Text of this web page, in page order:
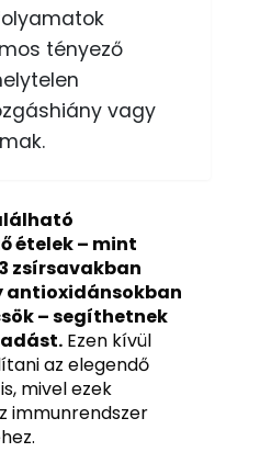
tényező
vagy
ételek – mint
zsírsavakban
antioxidánsokban
– segíthetnek
Ezen kívül
az elegendő
mivel ezek
immunrendszer